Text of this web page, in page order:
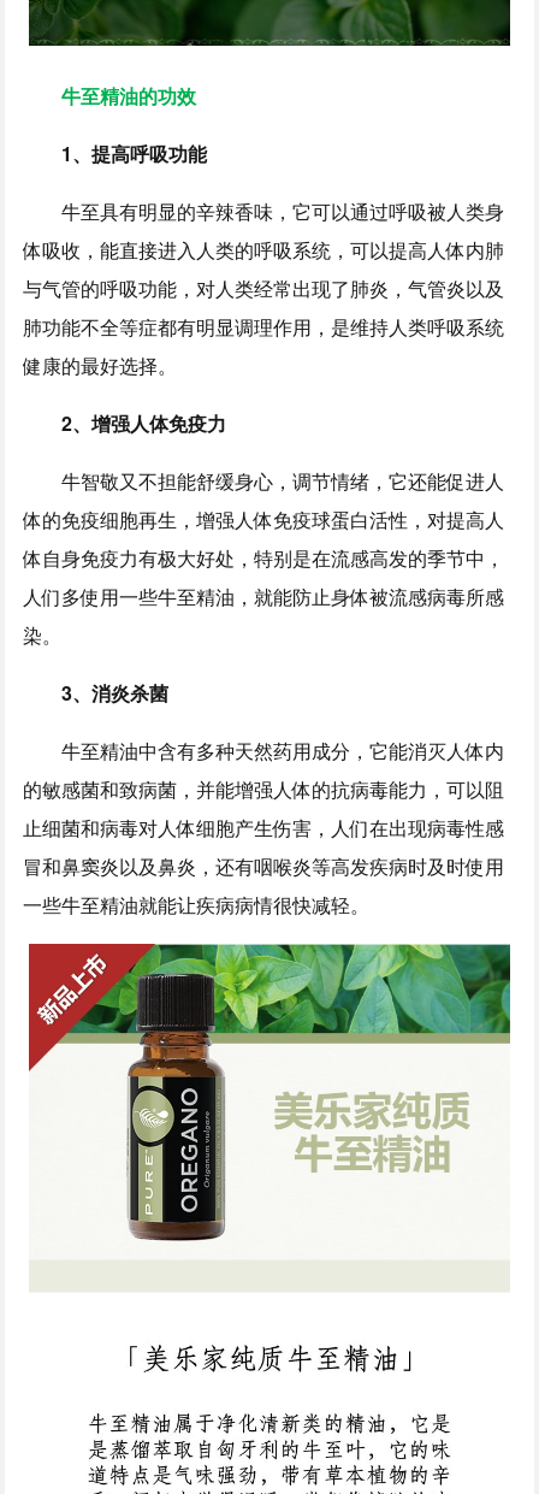
牛至精油的功效
1、提高呼吸功能
牛至具有明显的辛辣香味，它可以通过呼吸被人类身
体吸收，能直接进入人类的呼吸系统，可以提高人体内肺
与气管的呼吸功能，对人类经常出现了肺炎，气管炎以及
肺功能不全等症都有明显调理作用，是维持人类呼吸系统
健康的最好选择。
2、增强人体免疫力
牛智敬又不担能舒缓身心，调节情绪，它还能促进人
体的免疫细胞再生，增强人体免疫球蛋白活性，对提高人
体自身免疫力有极大好处，特别是在流感高发的季节中，
人们多使用一些牛至精油，就能防止身体被流感病毒所感
染。
3、消炎杀菌
牛至精油中含有多种天然药用成分，它能消灭人体内
的敏感菌和致病菌，并能增强人体的抗病毒能力，可以阻
止细菌和病毒对人体细胞产生伤害，人们在出现病毒性感
冒和鼻窦炎以及鼻炎，还有咽喉炎等高发疾病时及时使用
一些牛至精油就能让疾病病情很快减轻。